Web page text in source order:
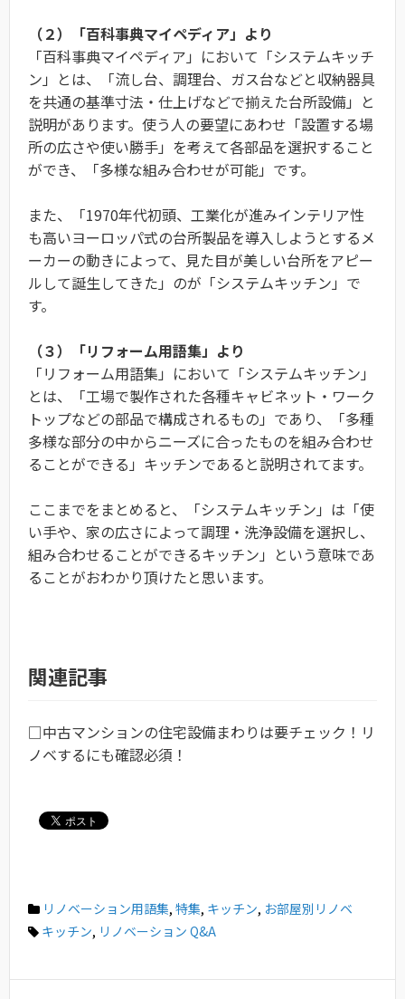
（２）「百科事典マイペディア」より
「百科事典マイペディア」において「システムキッチ
ン」とは、「流し台、調理台、ガス台などと収納器具
を共通の基準寸法・仕上げなどで揃えた台所設備」と
説明があります。使う人の要望にあわせ「設置する場
所の広さや使い勝手」を考えて各部品を選択すること
ができ、「多様な組み合わせが可能」です。
また、「1970年代初頭、工業化が進みインテリア性
も高いヨーロッパ式の台所製品を導入しようとするメ
ーカーの動きによって、見た目が美しい台所をアピー
ルして誕生してきた」のが「システムキッチン」で
す。
（３）「リフォーム用語集」より
「リフォーム用語集」において「システムキッチン」
とは、「工場で製作された各種キャビネット・ワーク
トップなどの部品で構成されるもの」であり、「多種
多様な部分の中からニーズに合ったものを組み合わせ
ることができる」キッチンであると説明されてます。
ここまでをまとめると、「システムキッチン」は「使
い手や、家の広さによって調理・洗浄設備を選択し、
組み合わせることができるキッチン」という意味であ
ることがおわかり頂けたと思います。
関連記事
□中古マンションの住宅設備まわりは要チェック！リ
ノベするにも確認必須！
リノベーション用語集, 特集, キッチン, お部屋別リノベ
キッチン, リノベーション Q&A